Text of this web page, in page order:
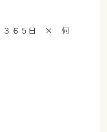
６５日 × 何